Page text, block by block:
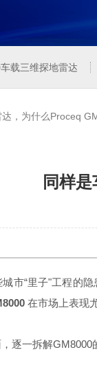
载三维探地雷达
达，为什么Proceq
同样
城市“里子"工程的
在市场上表现
逐一拆解GM8000